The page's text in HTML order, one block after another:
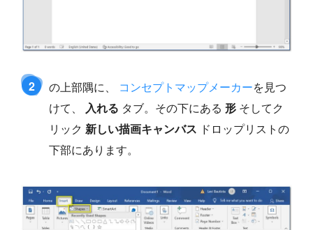
2 の上部隅に、 コンセプトマップメーカーを見つ
けて、 入れる タブ。その下にある 形 そしてク
リック 新しい描画キャンバス ドロップリストの
下部にあります。